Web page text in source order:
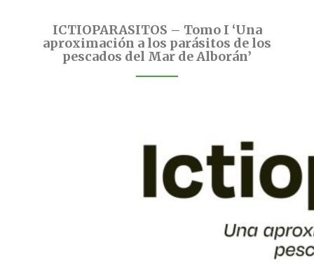
ICTIOPARASITOS – Tomo I ‘Una
aproximación a los parásitos de los
pescados del Mar de Alborán’